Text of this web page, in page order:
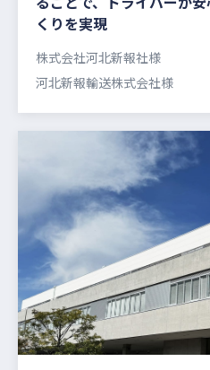
くりを実現
株式会社河北新報社様
河北新報輸送株式会社様